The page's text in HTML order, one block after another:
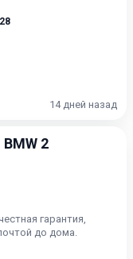
14 дней назад
2
гарантия,
до дома.